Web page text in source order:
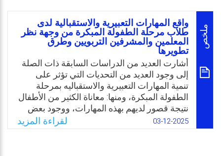
ملخص
واقع المهارات التعبيرية والاستقبالية لدى
طلاب مرحلة الطفولة المبكرة من وجهة نظر
المعلمين والمشرفين التربويين وطرق
تطويرها
أشارت العديد من الدراسات السابقة ذات الصلة
إلى وجود العديد من التحديات التي تؤثر على
تنمية المهارات التعبيرية والاستقباليه بمرحلة
الطفولة المبكرة، ومنها: معاناة الكثير من الأطفال
نتيجة قصور لديهم بهذه المهارات، ووجود بعض
مظاهر اضطرابات التواصل لدى الأطفال نتيجة
تدني مستوى المهارات التعبيرية والاستقبالية.
03-12-2025 لقراءة المزيد